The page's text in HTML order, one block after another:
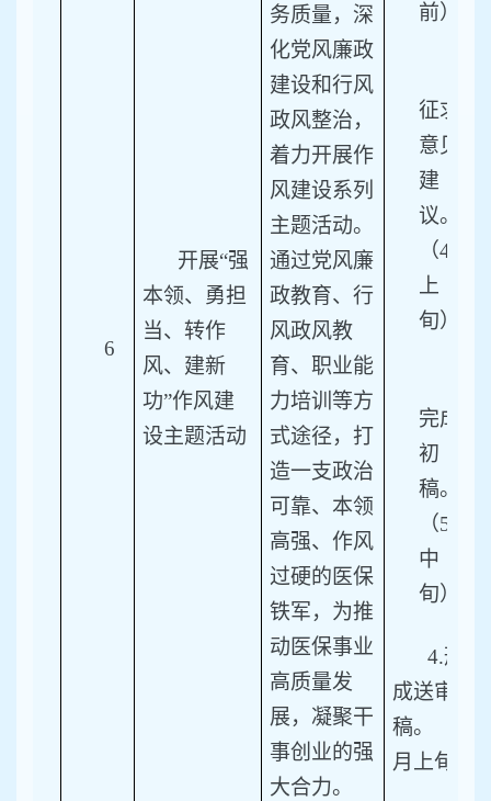
6
开展“强
本领、勇担
当、转作
风、建新
功”作风建
设主题活动
务质量，深
化党风廉政
建设和行风
政风整治，
着力开展作
风建设系列
主题活动。
通过党风廉
政教育、行
风政风教
育、职业能
力培训等方
式途径，打
造一支政治
可靠、本领
高强、作风
过硬的医保
铁军，为推
动医保事业
高质量发
展，凝聚干
事创业的强
大合力。
前）
征求
意见
建
议。
（4月
上
旬）
完成
初
稿。
（5月
中
旬）
4.形
成送审
稿。（6
月上旬）